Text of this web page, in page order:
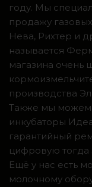
году. Мы
продажу
Нева, Рихтер и
называется
магазина очень
производства
Также мы можем
инкубаторы
гарантийный
цифровую тогда
Ещё у нас есть
молочному